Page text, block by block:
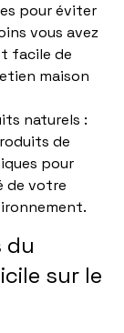
pour éviter
vous avez
facile de
maison
naturels :
de
pour
de votre
du
sur le